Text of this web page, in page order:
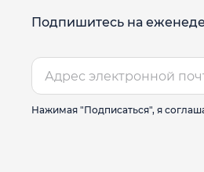
Подпишитесь на
Нажимая "Подписаться", я